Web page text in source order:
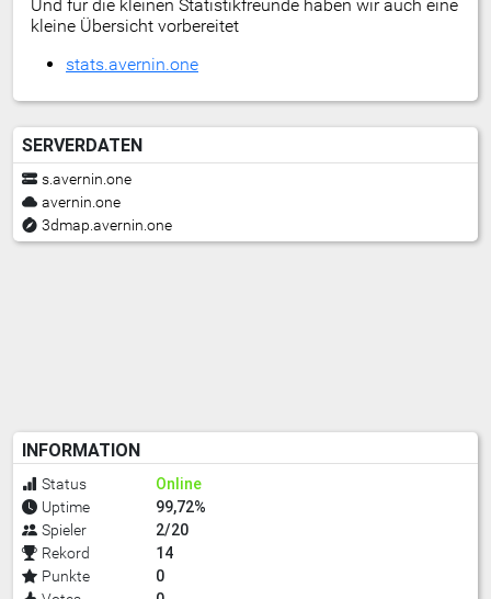
Und für die kleinen Statistikfreunde haben wir auch eine
kleine Übersicht vorbereitet
stats.avernin.one
SERVERDATEN
s.avernin.one
avernin.one
3dmap.avernin.one
INFORMATION
Status Online
Uptime 99,72%
Spieler 2/20
Rekord 14
Punkte 0